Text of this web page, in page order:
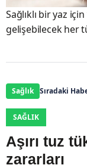
Sağlıklı bir yaz
gelişebilecek her
Sağlık Sıradaki
SAĞLIK
Aşırı tuz
zararları